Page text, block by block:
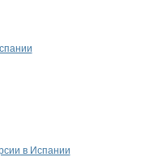
в Испании